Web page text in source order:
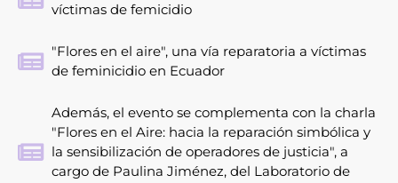
víctimas de femicidio
"Flores en el aire", una vía reparatoria a víctimas
de feminicidio en Ecuador
Además, el evento se complementa con la charla
"Flores en el Aire: hacia la reparación simbólica y
la sensibilización de operadores de justicia", a
cargo de Paulina Jiménez, del Laboratorio de